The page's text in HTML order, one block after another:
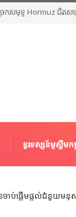
ច្រកសមុទ្ទ Hormuz ជិត
ទូរទស្សន៍មូស្លីមកម្